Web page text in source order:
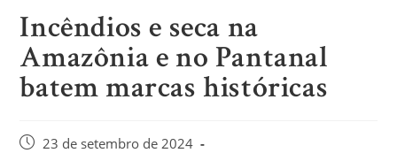
Incêndios e seca na
Amazônia e no Pantanal
batem marcas históricas
23 de setembro de 2024